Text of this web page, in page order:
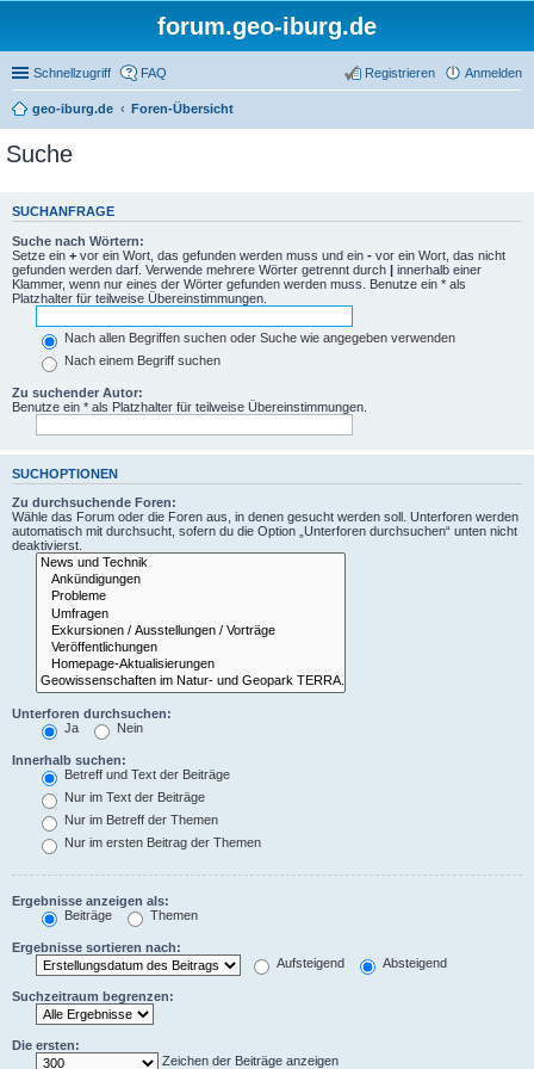
forum.geo-iburg.de
Schnellzugriff FAQ Anmelden
Registrieren
geo-iburg.de Foren-Übersicht
Suche
SUCHANFRAGE
Suche nach Wörtern:
Setze ein + vor ein Wort, das gefunden werden muss und ein - vor ein Wort, das nicht
gefunden werden darf. Verwende mehrere Wörter getrennt durch | innerhalb einer
Klammer, wenn nur eines der Wörter gefunden werden muss. Benutze ein * als
Platzhalter für teilweise Übereinstimmungen.
Nach allen Begriffen suchen oder Suche wie angegeben verwenden
Nach einem Begriff suchen
Zu suchender Autor:
Benutze ein * als Platzhalter für teilweise Übereinstimmungen.
SUCHOPTIONEN
Zu durchsuchende Foren:
Wähle das Forum oder die Foren aus, in denen gesucht werden soll. Unterforen werden
automatisch mit durchsucht, sofern du die Option „Unterforen durchsuchen“ unten nicht
deaktivierst.
Unterforen durchsuchen:
Ja
Nein
Innerhalb suchen:
Betreff und Text der Beiträge
Nur im Text der Beiträge
Nur im Betreff der Themen
Nur im ersten Beitrag der Themen
Ergebnisse anzeigen als:
Beiträge
Themen
Ergebnisse sortieren nach:
Aufsteigend
Absteigend
Suchzeitraum begrenzen:
Die ersten:
Zeichen der Beiträge anzeigen